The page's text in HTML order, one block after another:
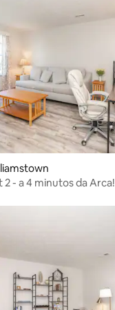
- a 4 minutos da Arca!